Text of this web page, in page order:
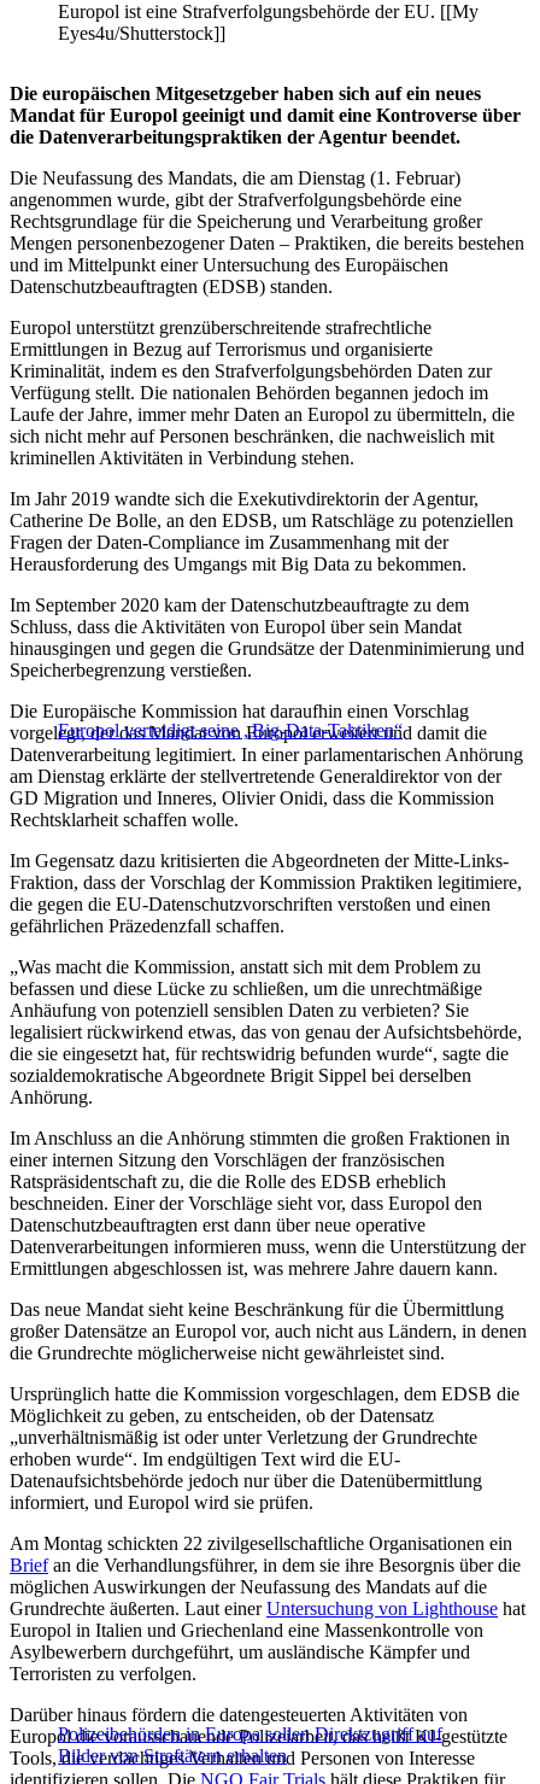
Europol ist eine Strafverfolgungsbehörde der EU. [[My
Eyes4u/Shutterstock]]
Die europäischen Mitgesetzgeber haben sich auf ein neues
Mandat für Europol geeinigt und damit eine Kontroverse über
die Datenverarbeitungspraktiken der Agentur beendet.
Die Neufassung des Mandats, die am Dienstag (1. Februar)
angenommen wurde, gibt der Strafverfolgungsbehörde eine
Rechtsgrundlage für die Speicherung und Verarbeitung großer
Mengen personenbezogener Daten – Praktiken, die bereits bestehen
und im Mittelpunkt einer Untersuchung des Europäischen
Datenschutzbeauftragten (EDSB) standen.
Europol unterstützt grenzüberschreitende strafrechtliche
Ermittlungen in Bezug auf Terrorismus und organisierte
Kriminalität, indem es den Strafverfolgungsbehörden Daten zur
Verfügung stellt. Die nationalen Behörden begannen jedoch im
Laufe der Jahre, immer mehr Daten an Europol zu übermitteln, die
sich nicht mehr auf Personen beschränken, die nachweislich mit
kriminellen Aktivitäten in Verbindung stehen.
Im Jahr 2019 wandte sich die Exekutivdirektorin der Agentur,
Catherine De Bolle, an den EDSB, um Ratschläge zu potenziellen
Fragen der Daten-Compliance im Zusammenhang mit der
Herausforderung des Umgangs mit Big Data zu bekommen.
Im September 2020 kam der Datenschutzbeauftragte zu dem
Schluss, dass die Aktivitäten von Europol über sein Mandat
hinausgingen und gegen die Grundsätze der Datenminimierung und
Speicherbegrenzung verstießen.
Europol verteidigt seine „Big-Data-Taktiken“
Die Europäische Kommission hat daraufhin einen Vorschlag
vorgelegt, der das Mandat von Europol erweitert und damit die
Datenverarbeitung legitimiert. In einer parlamentarischen Anhörung
am Dienstag erklärte der stellvertretende Generaldirektor von der
GD Migration und Inneres, Olivier Onidi, dass die Kommission
Rechtsklarheit schaffen wolle.
Im Gegensatz dazu kritisierten die Abgeordneten der Mitte-Links-
Fraktion, dass der Vorschlag der Kommission Praktiken legitimiere,
die gegen die EU-Datenschutzvorschriften verstoßen und einen
gefährlichen Präzedenzfall schaffen.
„Was macht die Kommission, anstatt sich mit dem Problem zu
befassen und diese Lücke zu schließen, um die unrechtmäßige
Anhäufung von potenziell sensiblen Daten zu verbieten? Sie
legalisiert rückwirkend etwas, das von genau der Aufsichtsbehörde,
die sie eingesetzt hat, für rechtswidrig befunden wurde“, sagte die
sozialdemokratische Abgeordnete Brigit Sippel bei derselben
Anhörung.
Im Anschluss an die Anhörung stimmten die großen Fraktionen in
einer internen Sitzung den Vorschlägen der französischen
Ratspräsidentschaft zu, die die Rolle des EDSB erheblich
beschneiden. Einer der Vorschläge sieht vor, dass Europol den
Datenschutzbeauftragten erst dann über neue operative
Datenverarbeitungen informieren muss, wenn die Unterstützung der
Ermittlungen abgeschlossen ist, was mehrere Jahre dauern kann.
Das neue Mandat sieht keine Beschränkung für die Übermittlung
großer Datensätze an Europol vor, auch nicht aus Ländern, in denen
die Grundrechte möglicherweise nicht gewährleistet sind.
Ursprünglich hatte die Kommission vorgeschlagen, dem EDSB die
Möglichkeit zu geben, zu entscheiden, ob der Datensatz
„unverhältnismäßig ist oder unter Verletzung der Grundrechte
erhoben wurde“. Im endgültigen Text wird die EU-
Datenaufsichtsbehörde jedoch nur über die Datenübermittlung
informiert, und Europol wird sie prüfen.
Am Montag schickten 22 zivilgesellschaftliche Organisationen ein
Briefan die Verhandlungsführer, in dem sie ihre Besorgnis über die
möglichen Auswirkungen der Neufassung des Mandats auf die
Grundrechte äußerten. Laut einerUntersuchung von Lighthouse hat
Europol in Italien und Griechenland eine Massenkontrolle von
Asylbewerbern durchgeführt, um ausländische Kämpfer und
Terroristen zu verfolgen.
Polizeibehörden in Europa sollen Direktzugriff auf
Bilder von Straftätern erhalten
Darüber hinaus fördern die datengesteuerten Aktivitäten von
Europol die vorausschauende Polizeiarbeit, das heißt KI-gestützte
Tools, die verdächtiges Verhalten und Personen von Interesse